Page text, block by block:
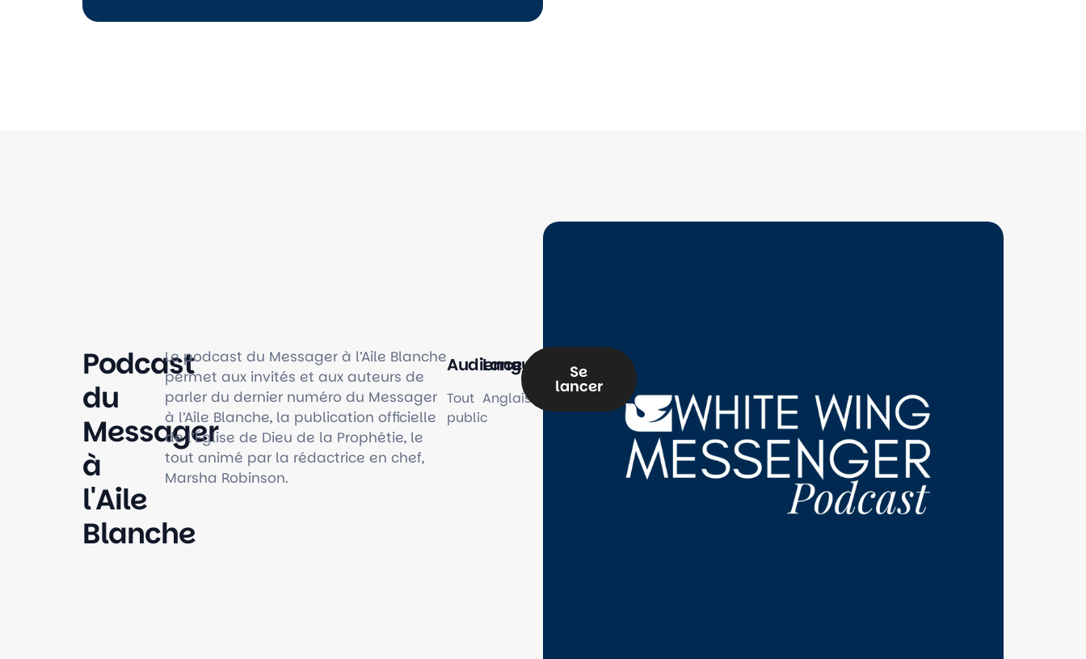
Podcast
du
Messager
à
l'Aile
Blanche
Le podcast du Messager à l’Aile Blanche
permet aux invités et aux auteurs de
parler du dernier numéro du Messager
à l’Aile Blanche, la publication officielle
de l’Église de Dieu de la Prophétie, le
tout animé par la rédactrice en chef,
Marsha Robinson.
Audience
Tout
public
Langue
Anglais
Se
lancer